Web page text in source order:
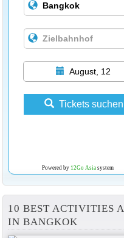
August, 12
Tickets suchen
Powered by 12Go Asiasystem
10 BEST ACTIVITIES
IN BANGKOK